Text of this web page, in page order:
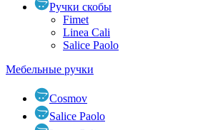
Ручки скобы
Fimet
Linea Cali
Salice Paolo
Мебельные ручки
Cosmov
Salice Paolo